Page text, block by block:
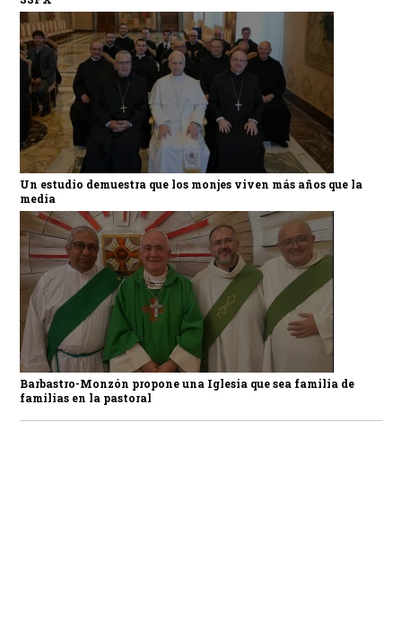
Un estudio demuestra que los monjes viven más años que la
media
Barbastro-Monzón propone una Iglesia que sea familia de
familias en la pastoral